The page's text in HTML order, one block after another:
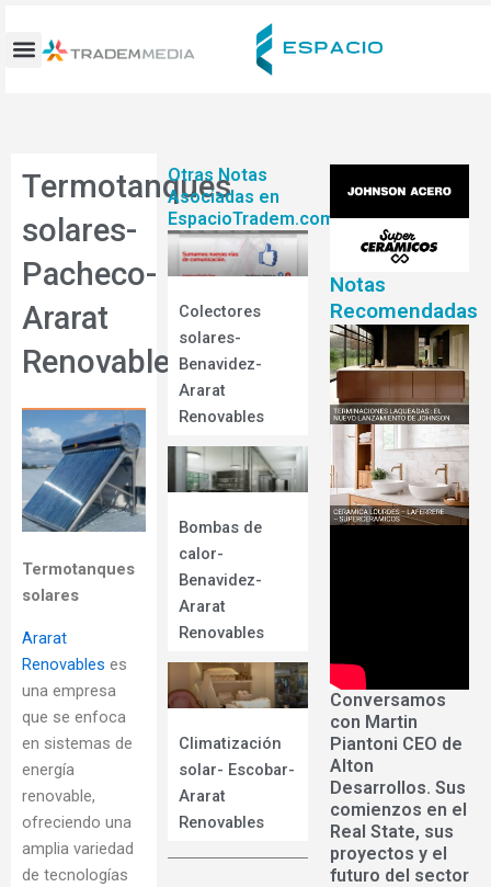
contenido
Termotanques
solares-
Pacheco-
Ararat
Renovables
Termotanques
solares
Ararat
Renovables es
una empresa
que se enfoca
en sistemas de
energía
renovable,
ofreciendo una
amplia variedad
de tecnologías
Otras Notas
Asociadas en
EspacioTradem.com
Colectores
solares-
Benavidez-
Ararat
Renovables
Bombas de
calor-
Benavidez-
Ararat
Renovables
Climatización
solar- Escobar-
Ararat
Renovables
Notas
Recomendadas
Conversamos
con Martin
Piantoni CEO de
Alton
Desarrollos. Sus
comienzos en el
Real State, sus
proyectos y el
futuro del sector